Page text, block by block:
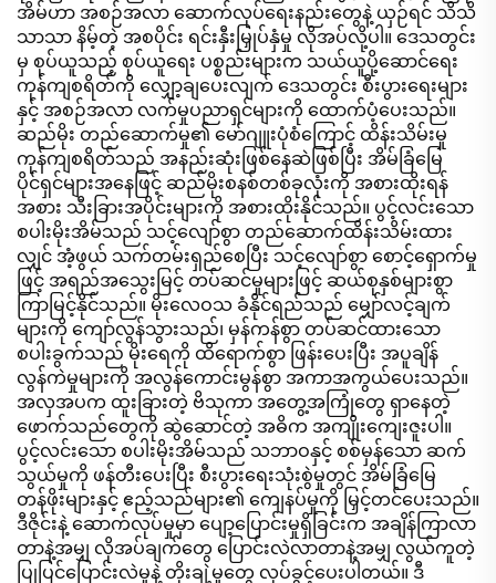
အိမ်ဟာ အစဉ်အလာ ဆောက်လုပ်ရေးနည်းတွေနဲ့ ယှဉ်ရင် သိသိ
သာသာ နိမ့်တဲ့ အစပိုင်း ရင်းနှီးမြှုပ်နှံမှု လိုအပ်လို့ပါ။ ဒေသတွင်း
မှ စုပ်ယူသည့် စုပ်ယူရေး ပစ္စည်းများက သယ်ယူပို့ဆောင်ရေး
ကုန်ကျစရိတ်ကို လျှော့ချပေးလျက် ဒေသတွင်း စီးပွားရေးများ
နှင့် အစဉ်အလာ လက်မှုပညာရှင်များကို ထောက်ပံ့ပေးသည်။
ဆည်မိုး တည်ဆောက်မှု၏ မော်ဂျူးပုံစံကြောင့် ထိန်းသိမ်းမှု
ကုန်ကျစရိတ်သည် အနည်းဆုံးဖြစ်နေဆဲဖြစ်ပြီး အိမ်ခြံမြေ
ပိုင်ရှင်များအနေဖြင့် ဆည်မိုးစနစ်တစ်ခုလုံးကို အစားထိုးရန်
အစား သီးခြားအပိုင်းများကို အစားထိုးနိုင်သည်။ ပွင့်လင်းသော
စပါးမိုးအိမ်သည် သင့်လျော်စွာ တည်ဆောက်ထိန်းသိမ်းထား
လျှင် အံ့ဖွယ် သက်တမ်းရှည်စေပြီး သင့်လျော်စွာ စောင့်ရှောက်မှု
ဖြင့် အရည်အသွေးမြင့် တပ်ဆင်မှုများဖြင့် ဆယ်စုနှစ်များစွာ
ကြာမြင့်နိုင်သည်။ မိုးလေဝသ ခံနိုင်ရည်သည် မျှော်လင့်ချက်
များကို ကျော်လွန်သွားသည်၊ မှန်ကန်စွာ တပ်ဆင်ထားသော
စပါးခွက်သည် မိုးရေကို ထိရောက်စွာ ဖြန်းပေးပြီး အပူချိန်
လွန်ကဲမှုများကို အလွန်ကောင်းမွန်စွာ အကာအကွယ်ပေးသည်။
အလှအပက ထူးခြားတဲ့ ဗိသုကာ အတွေ့အကြုံတွေ ရှာနေတဲ့
ဖောက်သည်တွေကို ဆွဲဆောင်တဲ့ အဓိက အကျိုးကျေးဇူးပါ။
ပွင့်လင်းသော စပါးမိုးအိမ်သည် သဘာဝနှင့် စစ်မှန်သော ဆက်
သွယ်မှုကို ဖန်တီးပေးပြီး စီးပွားရေးသုံးစွဲမှုတွင် အိမ်ခြံမြေ
တန်ဖိုးများနှင့် ဧည့်သည်များ၏ ကျေနပ်မှုကို မြှင့်တင်ပေးသည်။
ဒီဇိုင်းနဲ့ ဆောက်လုပ်မှုမှာ ပျော့ပြောင်းမှုရှိခြင်းက အချိန်ကြာလာ
တာနဲ့အမျှ လိုအပ်ချက်တွေ ပြောင်းလဲလာတာနဲ့အမျှ လွယ်ကူတဲ့
ပြုပြင်ပြောင်းလဲမှုနဲ့ တိုးချဲ့မှုတွေ လုပ်ခွင့်ပေးပါတယ်။ ဒီ